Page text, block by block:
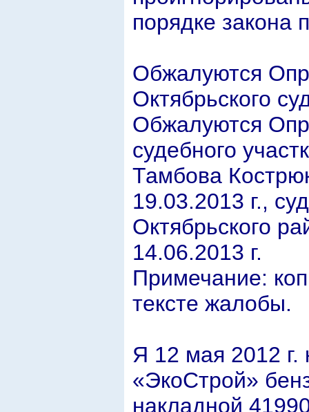
порядке закона
Обжалуются
Октябрьского
Обжалуются
судебного
Тамбова
19.03.2013 г.,
Октябрьского
14.06.2013 г.
Примечание:
тексте жалобы.
Я 12 мая 2012
«ЭкоСтрой»
накладной